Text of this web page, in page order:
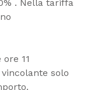
. Nella tariffa
11
solo